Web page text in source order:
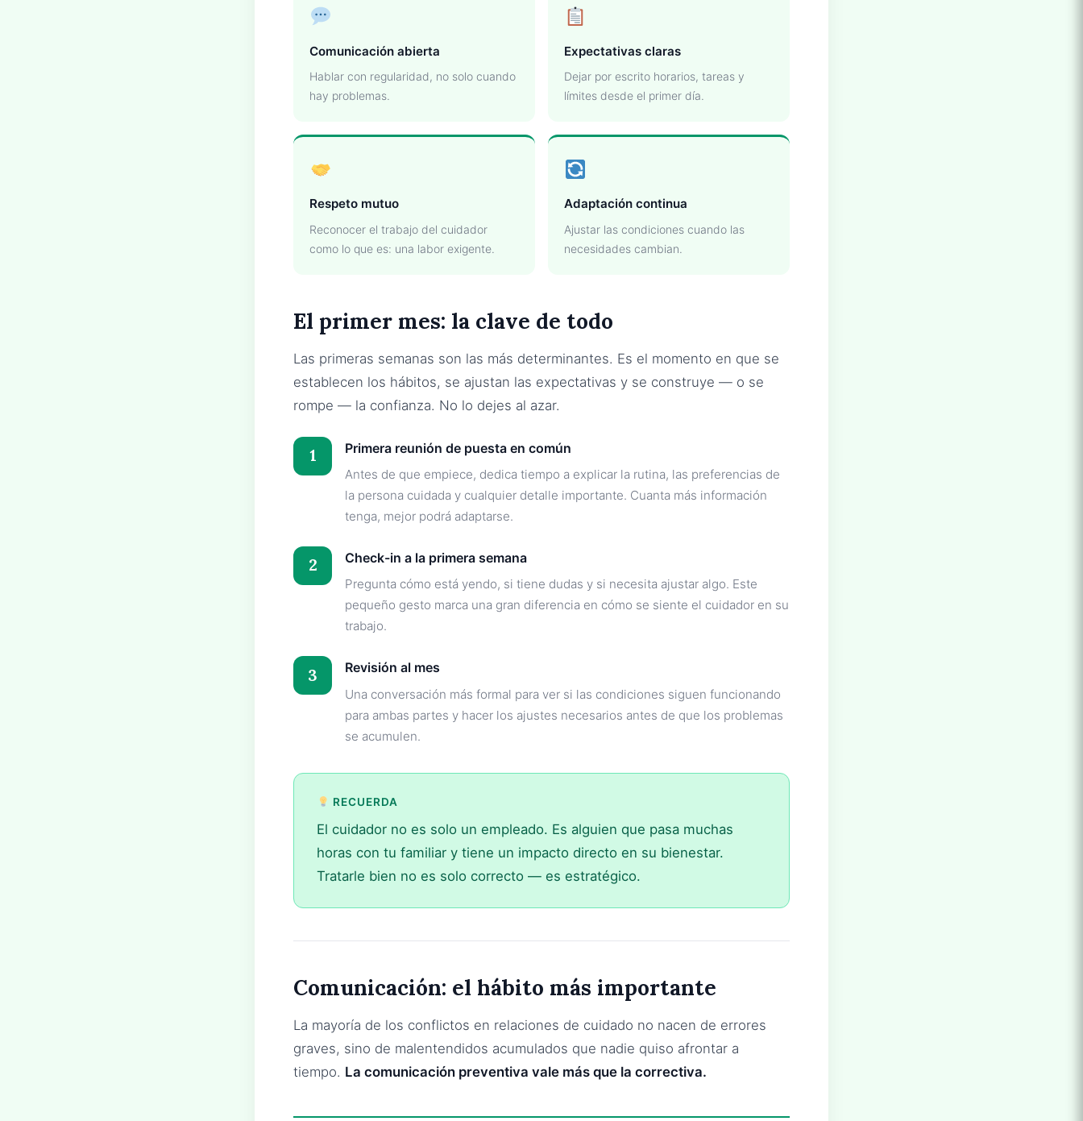
Comunicación abierta
Hablar con regularidad, no solo cuando
hay problemas.
Expectativas claras
Dejar por escrito horarios, tareas y
límites desde el primer día.
Respeto mutuo
Reconocer el trabajo del cuidador
como lo que es: una labor exigente.
Adaptación continua
Ajustar las condiciones cuando las
necesidades cambian.
El primer mes: la clave de todo
Las primeras semanas son las más determinantes. Es el momento en que se
establecen los hábitos, se ajustan las expectativas y se construye — o se
rompe — la confianza. No lo dejes al azar.
1 Primera reunión de puesta en común
Antes de que empiece, dedica tiempo a explicar la rutina, las preferencias de
la persona cuidada y cualquier detalle importante. Cuanta más información
tenga, mejor podrá adaptarse.
2 Check-in a la primera semana
Pregunta cómo está yendo, si tiene dudas y si necesita ajustar algo. Este
pequeño gesto marca una gran diferencia en cómo se siente el cuidador en su
trabajo.
3 Revisión al mes
Una conversación más formal para ver si las condiciones siguen funcionando
para ambas partes y hacer los ajustes necesarios antes de que los problemas
se acumulen.
RECUERDA
El cuidador no es solo un empleado. Es alguien que pasa muchas
horas con tu familiar y tiene un impacto directo en su bienestar.
Tratarle bien no es solo correcto — es estratégico.
Comunicación: el hábito más importante
La mayoría de los conflictos en relaciones de cuidado no nacen de errores
graves, sino de malentendidos acumulados que nadie quiso afrontar a
tiempo. La comunicación preventiva vale más que la correctiva.